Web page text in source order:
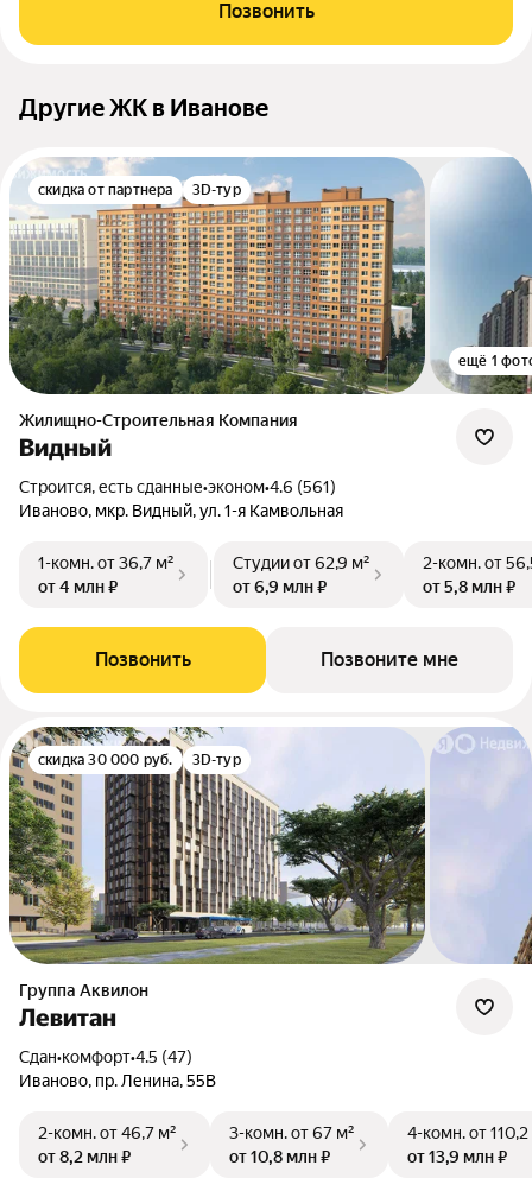
Позвонить
Другие ЖК в Иванове
скидка от партнера 3D-тур
ещё 1
Жилищно-Строительная Компания
Видный
Строится, есть сданные•эконом•4.6 (561)
Иваново, мкр. Видный, ул. 1-я Камвольная
1-комн.от 36,7 м²
от 4 млн ₽
Студииот 62,9 м²
от 6,9 млн ₽
2-комн.от
от 5,8 млн ₽
Позвонить Позвоните мне
скидка 30 000 руб. 3D-тур
Группа Аквилон
Левитан
Сдан•комфорт•4.5 (47)
Иваново, пр. Ленина, 55В
2-комн.от 46,7 м²
от 8,2 млн ₽
3-комн.от 67 м²
от 10,8 млн ₽
4-комн.от
от 13,9 млн ₽